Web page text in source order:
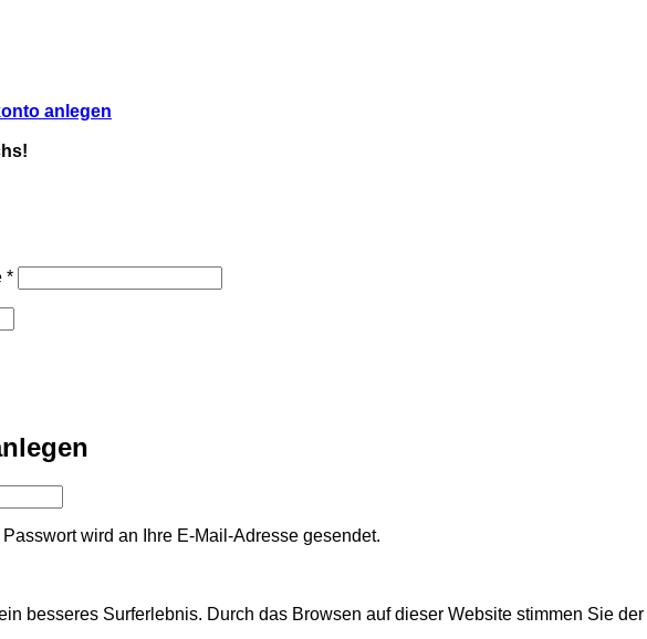
anlegen
*Erforderlich
wird an Ihre E-Mail-Adresse gesendet.
besseres Surferlebnis. Durch das Browsen auf dieser Website stimmen Sie